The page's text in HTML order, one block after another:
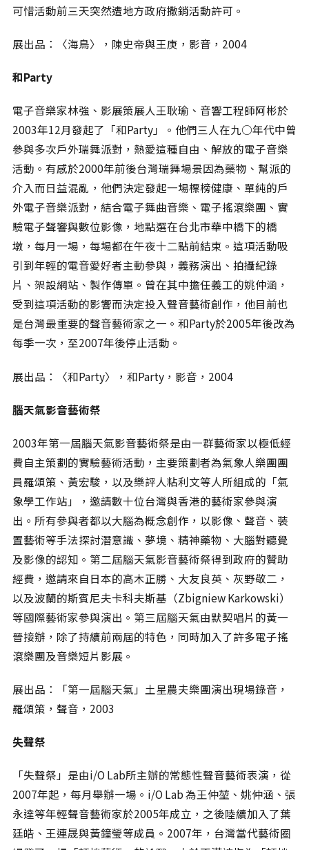
可惜活動前三天突然遭地方政府撒銷活動許可。
展出品：〈海鳥〉，陳史帝與王庚，影音，2004
和Party
電子音樂家林強、影展策展人王耿瑜、音響工程師阿彬於
2003年12月發起了「和Party」。他們三人在九○年代中曾
參與多次戶外瑞舞派對，熱愛這種自由、解放的電子音樂
活動。有感於2000年前後台灣瑞舞場景因為藥物、幫派的
介入而日益混亂，他們決定發起一場標榜健康、單純的戶
外電子音樂派對，結合電子舞曲音樂、電子搖滾樂團、實
驗電子聲響與數位影像，地點選在台北市華中橋下的橋
墩，每月一場，每場都在午夜十二點前結束。這項活動吸
引到年輕的電音愛好者主動參與，義務演出、拍攝紀錄
片、架設網站、製作傳單。曾在其中擔任義工的姚仲涵，
受到這項活動的影響而決定投入聲音藝術創作，他目前也
是台灣最重要的聲音藝術家之一。和Party於2005年後改為
每季一次，至2007年後停止活動。
展出品：〈和Party〉，和Party，影音，2004
腦天氣影音藝術祭
2003年第一屆腦天氣影音藝術祭是由一群藝術家以極低經
費自主策劃的實驗藝術活動，主要策劃者為氣象人樂團團
員羅頌策、黃宏駿，以及樂評人粘利文等人所組成的「氣
象學工作站」，邀請數十位台灣與香港的藝術家參與演
出。所有參與者都以大腦為概念創作，以影像、聲音、裝
置藝術等手法探討潛意識、夢境、精神藥物、大腦對聽覺
及影像的認知。第二屆腦天氣影音藝術祭得到政府的贊助
經費，邀請來自日本的高木正勝、大友良英、灰野敬二，
以及波蘭的斯賓尼夫卡科夫斯基（Zbigniew Karkowski）
等國際藝術家參與演出。第三屆腦天氣由默契唱片的黃一
晉接辦，除了持續前兩屆的特色，同時加入了許多電子搖
滾樂團及音樂短片影展。
展出品：「第一屆腦天氣」土星農夫樂團演出現場錄音，
羅頌策，聲音，2003
失聲祭
「失聲祭」是由i/O Lab所主辦的常態性聲音藝術表演，從
2007年起，每月舉辦一場。i/O Lab 為王仲堃、姚仲涵、張
永達等年輕聲音藝術家於2005年成立，之後陸續加入了葉
廷皓、王連晟與黃鐘瑩等成員。2007年，台灣當代藝術圈